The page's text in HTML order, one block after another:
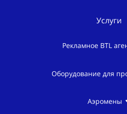
Услуги
Рекламное BTL
Оборудование для
Аэромены